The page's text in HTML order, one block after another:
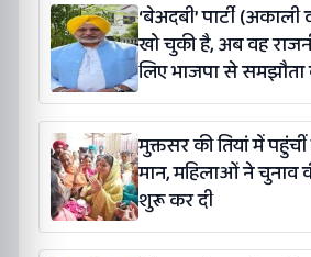
‘बेअदबी’ पार्टी (अकाली
खो चुकी है, अब वह
लिए भाजपा से
कर रही है: बलतेज पन्नू
मुक्तसर की तियां में पहुंचीं
मान, महिलाओं ने चुनाव
शुरू कर दी